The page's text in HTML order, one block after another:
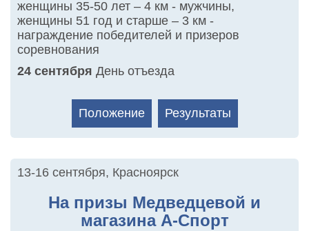
женщины 35-50 лет – 4 км - мужчины,
женщины 51 год и старше – 3 км -
награждение победителей и призеров
соревнования
24 сентября День отъезда
Положение Результаты
13-16 сентября, Красноярск
На призы Медведцевой и
магазина А-Спорт